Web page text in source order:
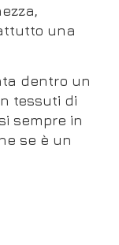
una
dentro un
tessuti di
sempre in
se è un